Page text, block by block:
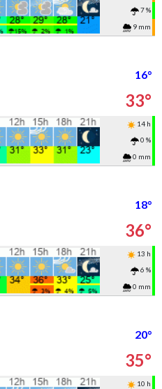
7 %
9 mm
16°
33°
14 h
0 %
0 mm
18°
36°
13 h
6 %
0 mm
20°
35°
10 h